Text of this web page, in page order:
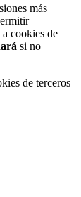
más
a cookies de
si no
de terceros